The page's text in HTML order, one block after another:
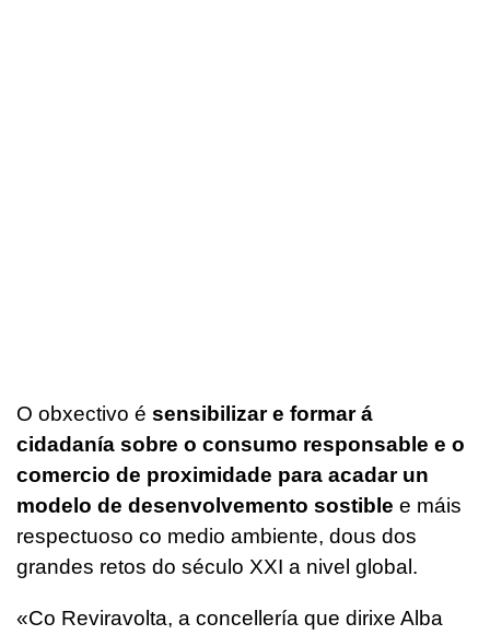
O obxectivo é sensibilizar e formar á
cidadanía sobre o consumo responsable e o
comercio de proximidade para acadar un
modelo de desenvolvemento sostible e máis
respectuoso co medio ambiente, dous dos
grandes retos do século XXI a nivel global.
«Co Reviravolta, a concellería que dirixe Alba